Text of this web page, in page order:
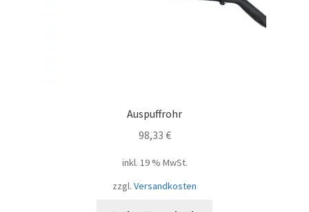
Auspuffrohr
98,33 €
inkl. 19 % MwSt.
zzgl. Versandkosten